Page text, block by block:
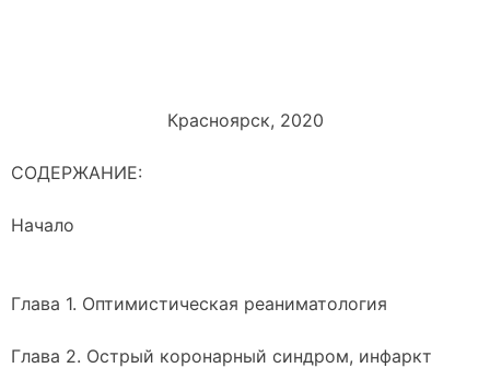
Красноярск, 2020
СОДЕРЖАНИЕ:
Глава 1. Оптимистическая реаниматология
Глава 2. Острый коронарный синдром, инфаркт